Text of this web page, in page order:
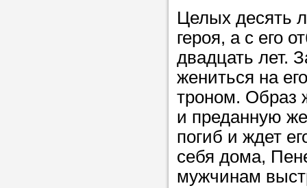
репетитора
Совет 3.
студент-
хорошо
задачей. Он
цена ниже, и
найдет
учеником.
Целых десять
героя, а с его
двадцать лет.
жениться на
троном. Образ
и преданную
погиб и ждет
себя дома,
мужчинам